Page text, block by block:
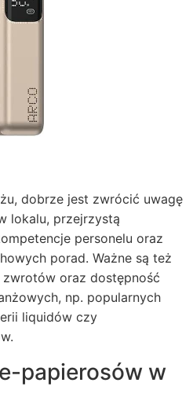
dobrze jest zwrócić uwagę
lokalu, przejrzystą
personelu oraz
porad. Ważne są też
zwrotów oraz dostępność
np. popularnych
liquidów czy
papierosów w